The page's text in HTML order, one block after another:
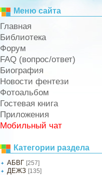
Меню сайта
Главная
Библиотека
Форум
FAQ (вопрос/ответ)
Биография
Новости фентези
Фотоальбом
Гостевая книга
Приложения
Мобильный чат
Категории раздела
АБВГ [257]
ДЕЖЗ [135]